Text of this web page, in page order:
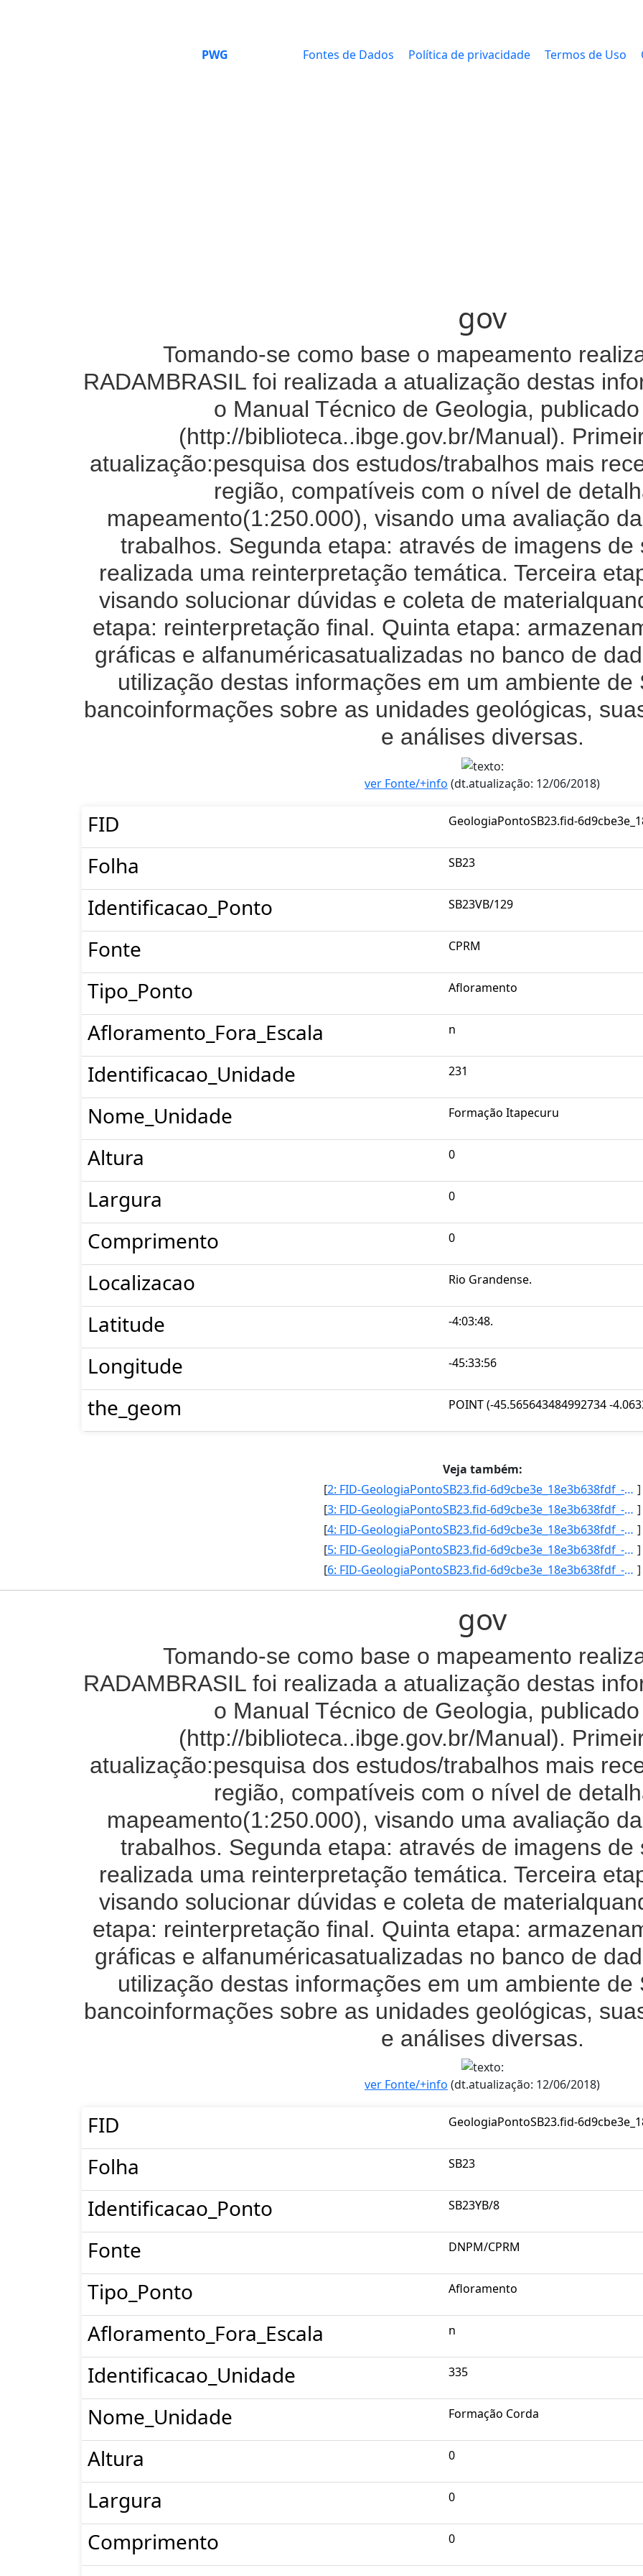
PWG Fontes de Dados Política de privacidade Termos de Uso
gov
Tomando-se como base o mapeamento
RADAMBRASIL foi realizada a atualização destas
o Manual Técnico de Geologia,
(http://biblioteca..ibge.gov.br/Manual).
atualização:pesquisa dos estudos/trabalhos mais
região, compatíveis com o nível de
mapeamento(1:250.000), visando uma avaliação
trabalhos. Segunda etapa: através de imagens de
realizada uma reinterpretação temática. Terceira
visando solucionar dúvidas e coleta de
etapa: reinterpretação final. Quinta etapa:
gráficas e alfanuméricasatualizadas no banco de
utilização destas informações em um ambiente de
bancoinformações sobre as unidades geológicas,
e análises diversas.
ver Fonte/+info (dt.atualização: 12/06/2018)
FID GeologiaPontoSB23.fid-
Folha SB23
Identificacao_Ponto SB23VB/129
Fonte CPRM
Tipo_Ponto Afloramento
Afloramento_Fora_Escala n
Identificacao_Unidade 231
Nome_Unidade Formação Itapecuru
Altura 0
Largura 0
Comprimento 0
Localizacao Rio Grandense.
Latitude -4:03:48.
Longitude -45:33:56
the_geom POINT (-45.565643484992734 -
Veja também:
[
2: FID-GeologiaPontoSB23.fid-6d9cbe3e_18e3b638fdf_-6043-Folha-SB23-Identificacao_Ponto-SB23YB/8-Fonte-D] ]
[
3: FID-GeologiaPontoSB23.fid-6d9cbe3e_18e3b638fdf_-6042-Folha-SB23-Identificacao_Ponto-SB23VD/31-Fonte-] ]
[
4: FID-GeologiaPontoSB23.fid-6d9cbe3e_18e3b638fdf_-6041-Folha-SB23-Identificacao_Ponto-SB23YB/9-Fonte-D] ]
[
5: FID-GeologiaPontoSB23.fid-6d9cbe3e_18e3b638fdf_-6040-Folha-SB23-Identificacao_Ponto-SB23VD/33-Fonte-] ]
[
6: FID-GeologiaPontoSB23.fid-6d9cbe3e_18e3b638fdf_-603f-Folha-SB23-Identificacao_Ponto-SB23YB/13-Fonte-] ]
gov
Tomando-se como base o mapeamento
RADAMBRASIL foi realizada a atualização destas
o Manual Técnico de Geologia,
(http://biblioteca..ibge.gov.br/Manual).
atualização:pesquisa dos estudos/trabalhos mais
região, compatíveis com o nível de
mapeamento(1:250.000), visando uma avaliação
trabalhos. Segunda etapa: através de imagens de
realizada uma reinterpretação temática. Terceira
visando solucionar dúvidas e coleta de
etapa: reinterpretação final. Quinta etapa:
gráficas e alfanuméricasatualizadas no banco de
utilização destas informações em um ambiente de
bancoinformações sobre as unidades geológicas,
e análises diversas.
ver Fonte/+info (dt.atualização: 12/06/2018)
FID GeologiaPontoSB23.fid-
Folha SB23
Identificacao_Ponto SB23YB/8
Fonte DNPM/CPRM
Tipo_Ponto Afloramento
Afloramento_Fora_Escala n
Identificacao_Unidade 335
Nome_Unidade Formação Corda
Altura 0
Largura 0
Comprimento 0